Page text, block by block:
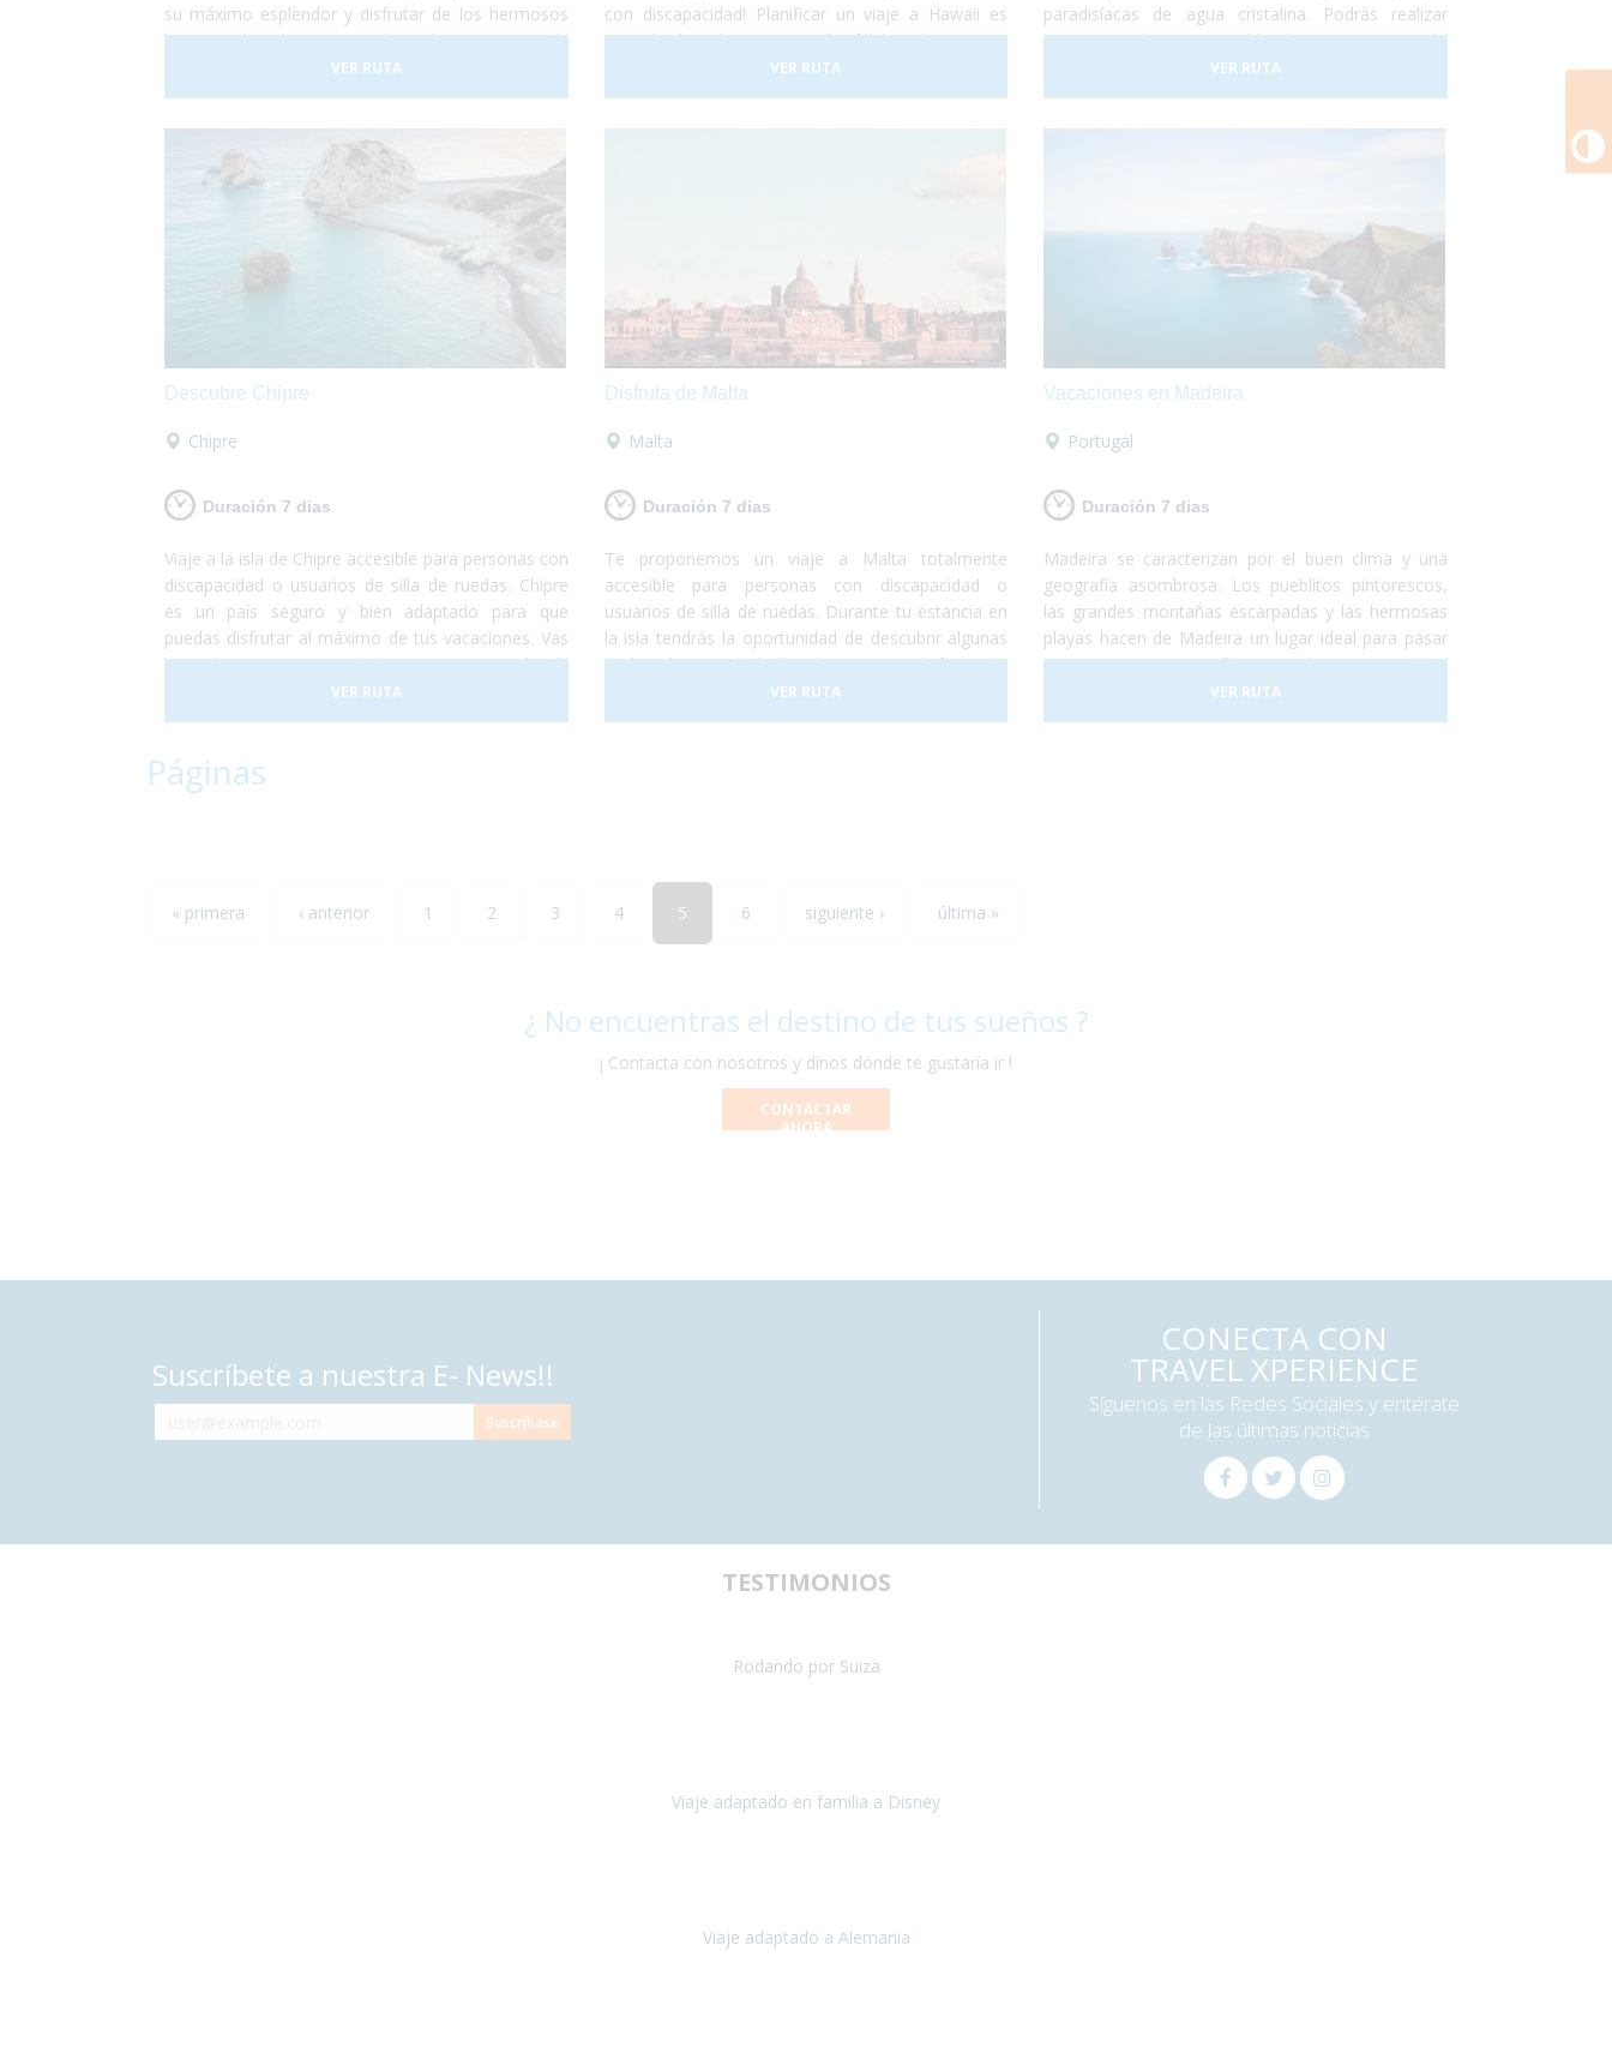
su máximo esplendor y disfrutar de los hermosos
campos de tulipanes que la rodean? Viajar a la
ciudad holandesa de Ámsterdam es posible para
todo el mundo. Se trata de una ciudad totalmente
usuarios en silla de ruedas. No lo dudes más y,
¡Planifica tu viaje a Ámsterdam!¡Antes de que se
sequen los tulipanes!
VER RUTA
con discapacidad! Planificar un viaje a Hawaii es
una de las decisiones más fáciles de tomar...
Simplemente porque es un lugar increíble que
permite cualquier tipo de experiencia. Todo esto,
VER RUTA
paradisíacas de agua cristalina. Podrás realizar
paseos en barco accesible, hacer un curso de
buceo adaptado, nadar con delfines y otro montón
de actividades adaptadas para personas con
VER RUTA
Descubre Chipre
Chipre
Duración 7 dias
Viaje a la isla de Chipre accesible para personas con
discapacidad o usuarios de silla de ruedas. Chipre
es un país seguro y bien adaptado para que
puedas disfrutar al máximo de tus vacaciones. Vas
a poder conocer ciudades pintorescas donde
degustar un buen vino, visitar las grandes
montañas de la isla, conocer la capital del país y
agua cristalina.¡Si lo que buscas es conocer y
disfrutar, Chipre es tu destino!
VER RUTA
Disfruta de Malta
Malta
Duración 7 dias
Te proponemos un viaje a Malta totalmente
accesible para personas con discapacidad o
usuarios de silla de ruedas. Durante tu estancia en
la isla tendrás la oportunidad de descubrir algunas
de las playas más bellas de Europa y disfrutar de
un gran patrimonio cultural perfectamente
conservado. Malta consta con tres islas principales
VER RUTA
Vacaciones en Madeira
Portugal
Duración 7 dias
Madeira se caracterizan por el buen clima y una
geografía asombrosa. Los pueblitos pintorescos,
las grandes montañas escarpadas y las hermosas
playas hacen de Madeira un lugar ideal para pasar
unas vacaciones, increíbles y totalmente accesibles
para personas con discapacidad o usuarios de silla
de ruedas. En 2017 la ciudad de Funchal recibió el
VER RUTA
Páginas
« primera ‹ anterior 1 2 3 4 5 6 siguiente › última »
¿ No encuentras el destino de tus sueños ?
¡ Contacta con nosotros y dinos dónde te gustaría ir !
CONTACTAR
AHORA
Suscríbete a nuestra E- News!!
CONECTA CON
TRAVEL XPERIENCE
Síguenos en las Redes Sociales y entérate
de las últimas noticias
TESTIMONIOS
Rodando por Suiza
Viaje adaptado en familia a Disney
Viaje adaptado a Alemania